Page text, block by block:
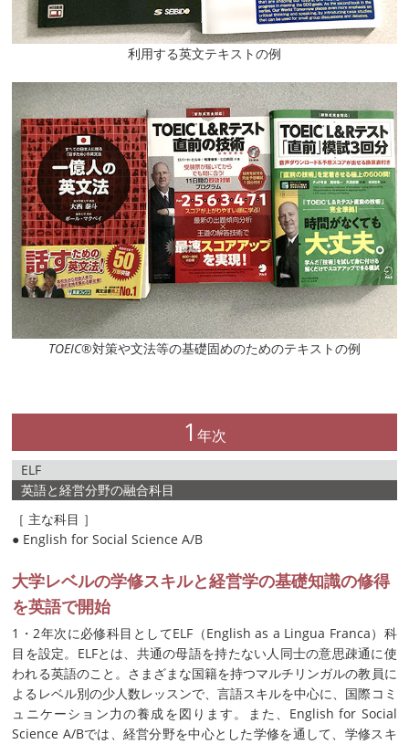
利用する英文テキストの例
TOEIC®対策や文法等の基礎固めのためのテキストの例
1 年次
ELF
英語と経営分野の融合科目
［ 主な科目 ］
● English for Social Science A/B
大学レベルの学修スキルと経営学の基礎知識の修得
を英語で開始
1・2年次に必修科目としてELF（English as a Lingua Franca）科
目を設定。ELFとは、共通の母語を持たない人同士の意思疎通に使
われる英語のこと。さまざまな国籍を持つマルチリンガルの教員に
よるレベル別の少人数レッスンで、言語スキルを中心に、国際コミ
ュニケーション力の養成を図ります。また、English for Social
Science A/Bでは、経営分野を中心とした学修を通して、学修スキ